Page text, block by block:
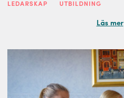
LEDARSKAP
UTBILDNING
Läs mer